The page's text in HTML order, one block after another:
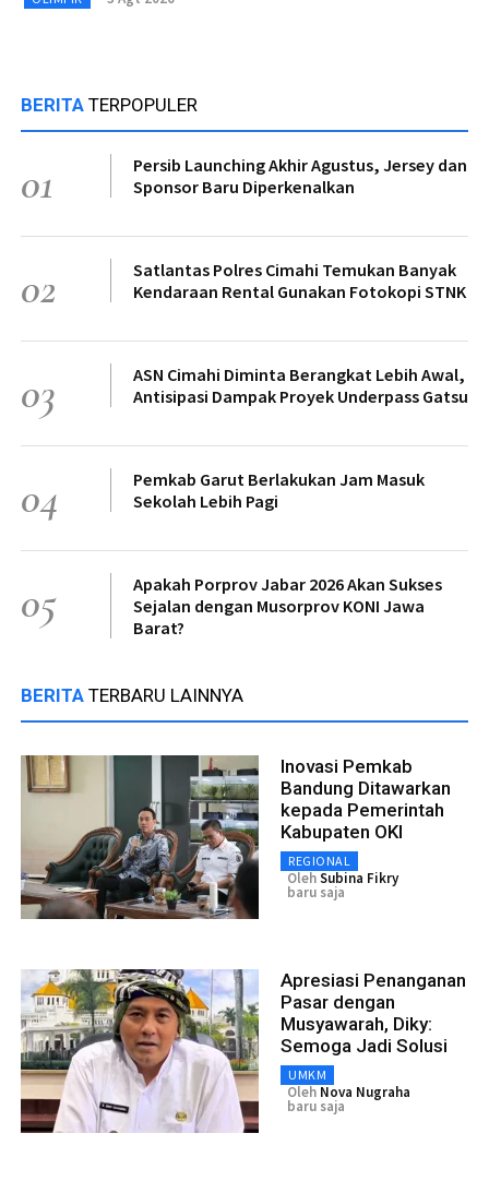
BERITA TERPOPULER
01
Persib Launching Akhir Agustus, Jersey dan
Sponsor Baru Diperkenalkan
02
Satlantas Polres Cimahi Temukan Banyak
Kendaraan Rental Gunakan Fotokopi STNK
03
ASN Cimahi Diminta Berangkat Lebih Awal,
Antisipasi Dampak Proyek Underpass Gatsu
04
Pemkab Garut Berlakukan Jam Masuk
Sekolah Lebih Pagi
05
Apakah Porprov Jabar 2026 Akan Sukses
Sejalan dengan Musorprov KONI Jawa
Barat?
BERITA TERBARU LAINNYA
Inovasi Pemkab
Bandung Ditawarkan
kepada Pemerintah
Kabupaten OKI
REGIONAL
OlehSubina Fikry
baru saja
Apresiasi Penanganan
Pasar dengan
Musyawarah, Diky:
Semoga Jadi Solusi
UMKM
Oleh Nova Nugraha
baru saja